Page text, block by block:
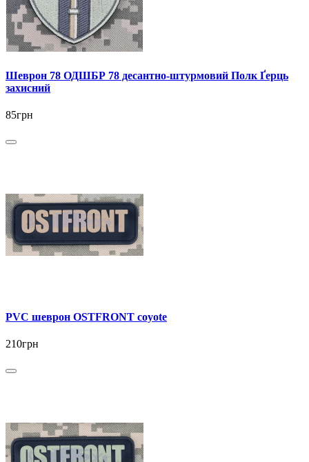
Шеврон 78 ОДШБР 78 десантно-штурмовий Полк Ґерць
захисний
85грн
PVC шеврон OSTFRONT coyote
210грн